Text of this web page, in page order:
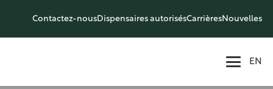
Contactez-nousDispensaires autorisésCarrièresNouvelles
EN